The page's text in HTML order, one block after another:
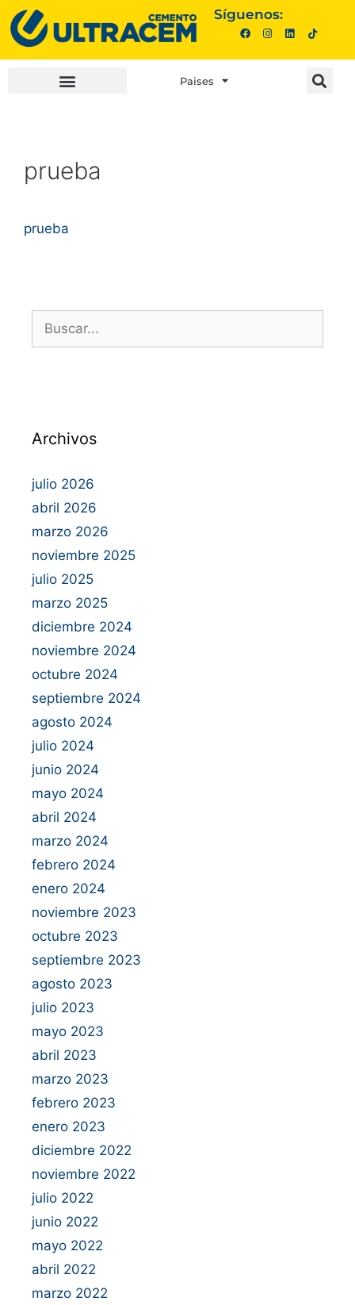
Síguenos:
Paises
prueba
prueba
Archivos
julio 2026
abril 2026
marzo 2026
noviembre 2025
julio 2025
marzo 2025
diciembre 2024
noviembre 2024
octubre 2024
septiembre 2024
agosto 2024
julio 2024
junio 2024
mayo 2024
abril 2024
marzo 2024
febrero 2024
enero 2024
noviembre 2023
octubre 2023
septiembre 2023
agosto 2023
julio 2023
mayo 2023
abril 2023
marzo 2023
febrero 2023
enero 2023
diciembre 2022
noviembre 2022
julio 2022
junio 2022
mayo 2022
abril 2022
marzo 2022